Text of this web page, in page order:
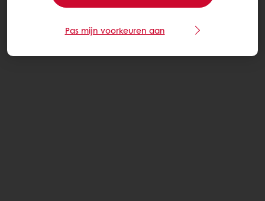
Pas mijn voorkeuren aan